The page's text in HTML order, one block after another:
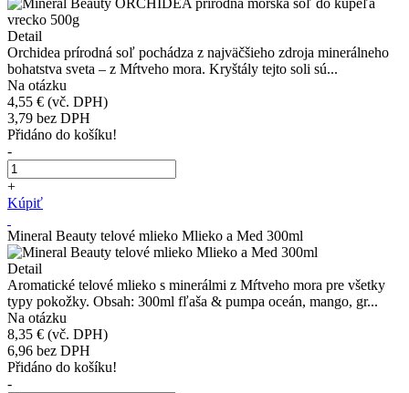
Detail
Orchidea prírodná soľ pochádza z najväčšieho zdroja minerálneho
bohatstva sveta – z Mŕtveho mora. Kryštály tejto soli sú...
Na otázku
4,55 € (vč. DPH)
3,79 bez DPH
Přidáno do košíku!
-
+
Kúpiť
Mineral Beauty telové mlieko Mlieko a Med 300ml
Detail
Aromatické telové mlieko s minerálmi z Mŕtveho mora pre všetky
typy pokožky. Obsah: 300ml fľaša & pumpa oceán, mango, gr...
Na otázku
8,35 € (vč. DPH)
6,96 bez DPH
Přidáno do košíku!
-